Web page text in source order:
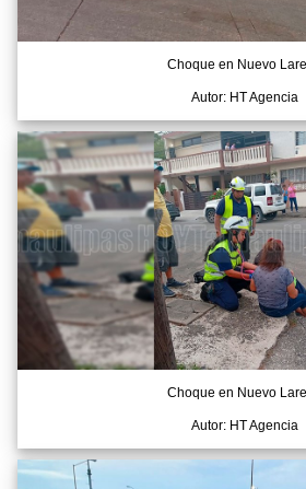
Choque en Nuevo
Autor: HT Agencia
Choque en Nuevo
Autor: HT Agencia